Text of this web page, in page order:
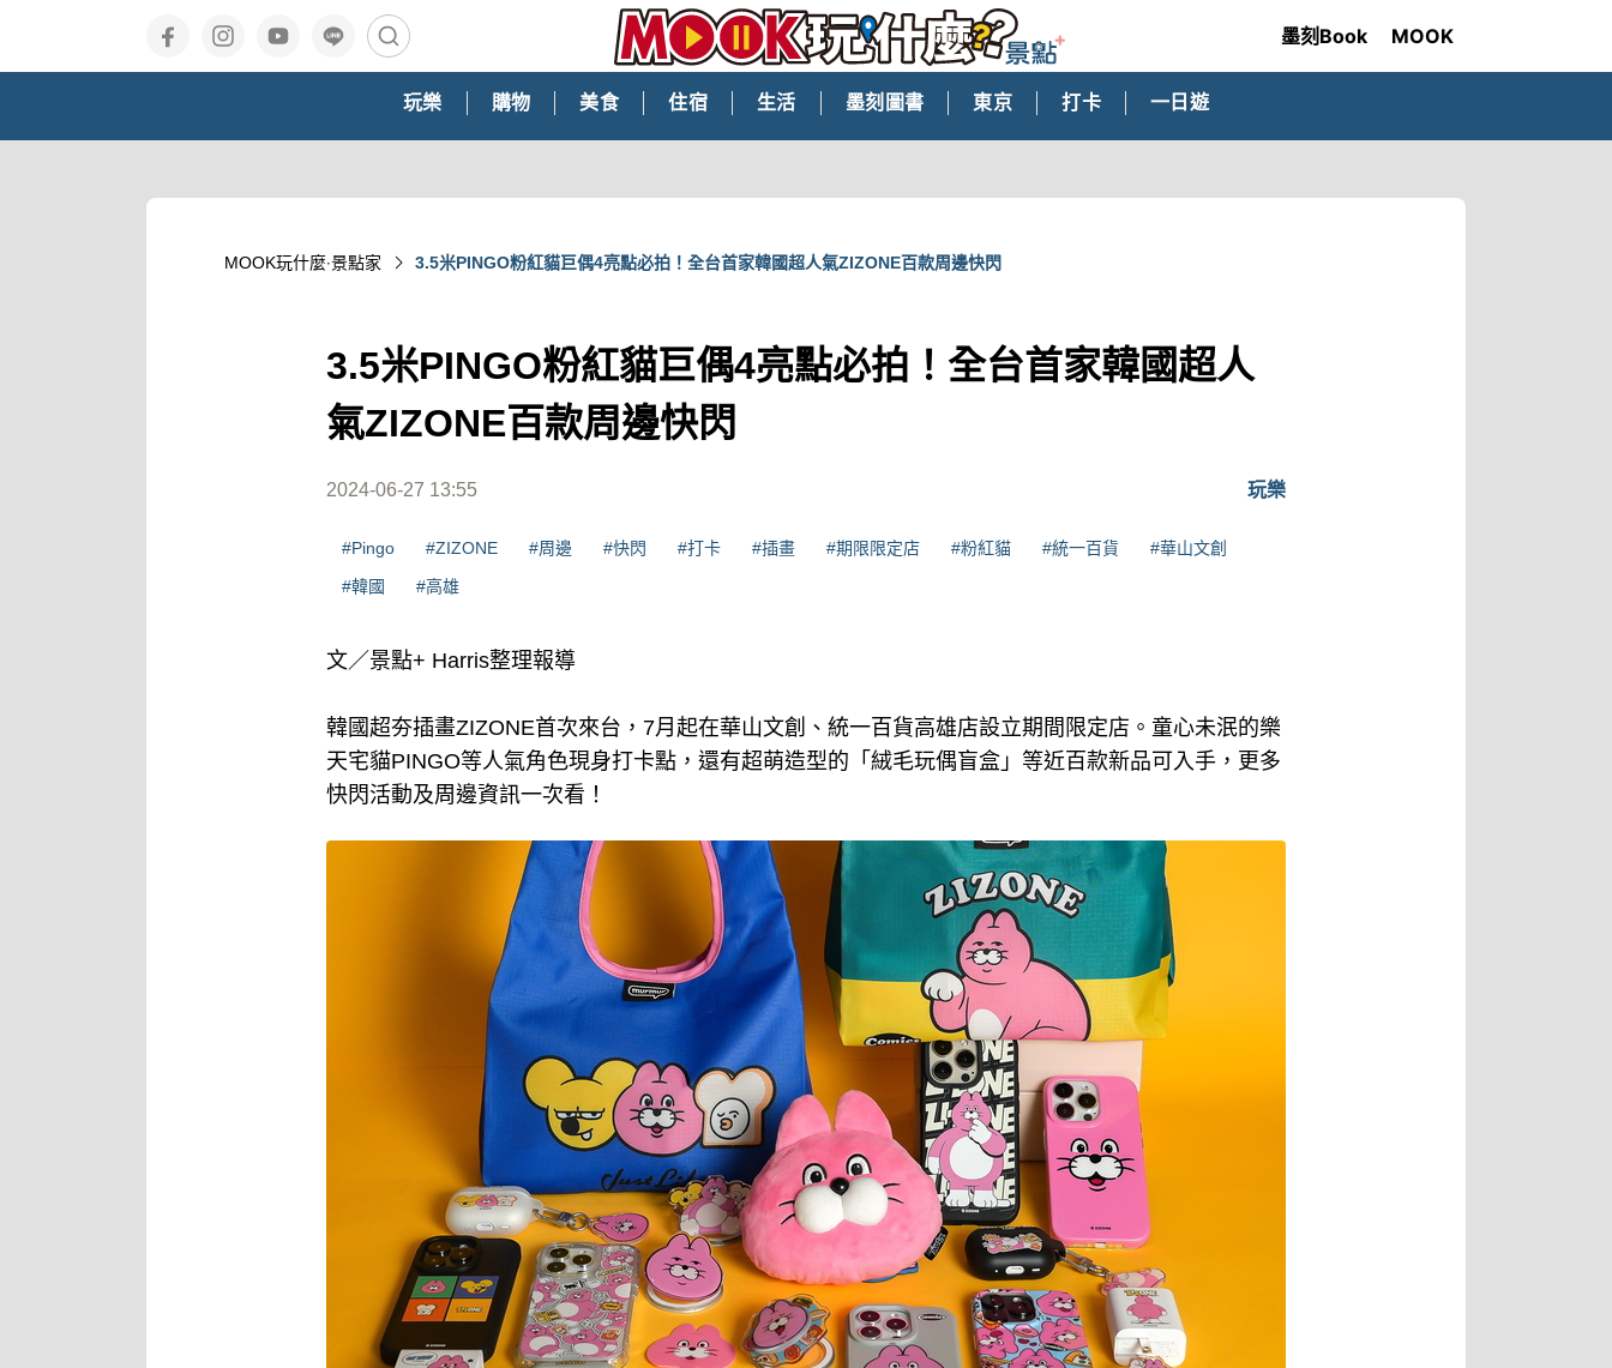
墨刻Book MOOK
玩樂 購物 美食 住宿 生活 墨刻圖書 東京 打卡 一日遊
MOOK玩什麼‧景點家 3.5米PINGO粉紅貓巨偶4亮點必拍！全台首家韓國超人氣ZIZONE百款周邊快閃
3.5米PINGO粉紅貓巨偶4亮點必拍！全台首家韓國超人
氣ZIZONE百款周邊快閃
2024-06-27 13:55 玩樂
#Pingo #ZIZONE #周邊 #快閃 #打卡 #插畫 #期限限定店 #粉紅貓 #統一百貨
#華山文創
#韓國
#高雄
文／景點+ Harris整理報導
韓國超夯插畫ZIZONE首次來台，7月起在華山文創、統一百貨高雄店設立期間限定店。童心未泯的樂
天宅貓PINGO等人氣角色現身打卡點，還有超萌造型的「絨毛玩偶盲盒」等近百款新品可入手，更多
快閃活動及周邊資訊一次看！